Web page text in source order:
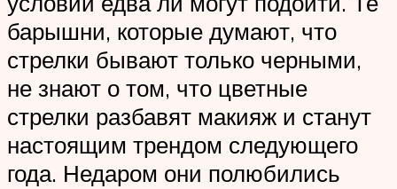
барышни, которые думают, что
стрелки бывают только черными,
не знают о том, что цветные
стрелки разбавят макияж и станут
настоящим трендом следующего
года. Недаром они полюбились